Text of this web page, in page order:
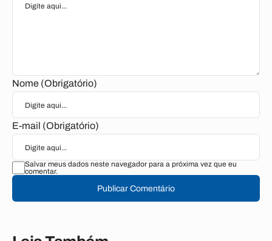
Nome (Obrigatório)
E-mail (Obrigatório)
Salvar meus dados neste navegador para a próxima vez que eu
comentar.
Publicar Comentário